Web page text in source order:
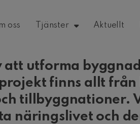
oss Tjänster Aktuellt
utforma
finns allt
tillbyggnationer.
näringslivet och